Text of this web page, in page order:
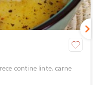
contine linte, carne